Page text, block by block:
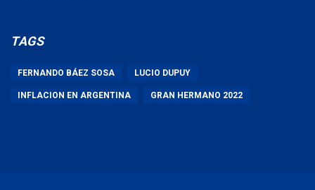
TAGS
FERNANDO BÁEZ SOSA LUCIO DUPUY
INFLACION EN ARGENTINA GRAN HERMANO 2022